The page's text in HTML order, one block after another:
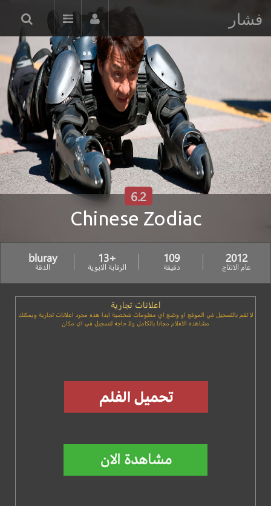
فشار
Chinese Zodiac
6.2
2012
عام الانتاج
109
دقيقة
+13
الرقابة الابوية
bluray
الدقة
اعلانات تجارية
لا تقم بالتسجيل في الموقع او وضع اي معلومات شخصية ابدا هذه مجرد اعلانات تجارية ويمكنك
مشاهده الافلام مجانا بالكامل ولا حاجه لتسجيل في اي مكان